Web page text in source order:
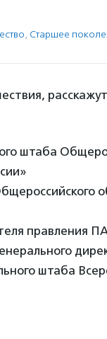
, Старшее
штаба
правления
штаба